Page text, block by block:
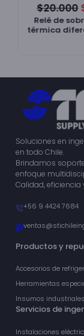
Relé de
térmica
$20.000
Soluciones en
en todo Chile.
Brindamos
enfoque
Calidad,
+56 9 4424 7684
Productos y
Accesorios de
Herramientas
Insumos industriales
Servicios de
Instalaciones